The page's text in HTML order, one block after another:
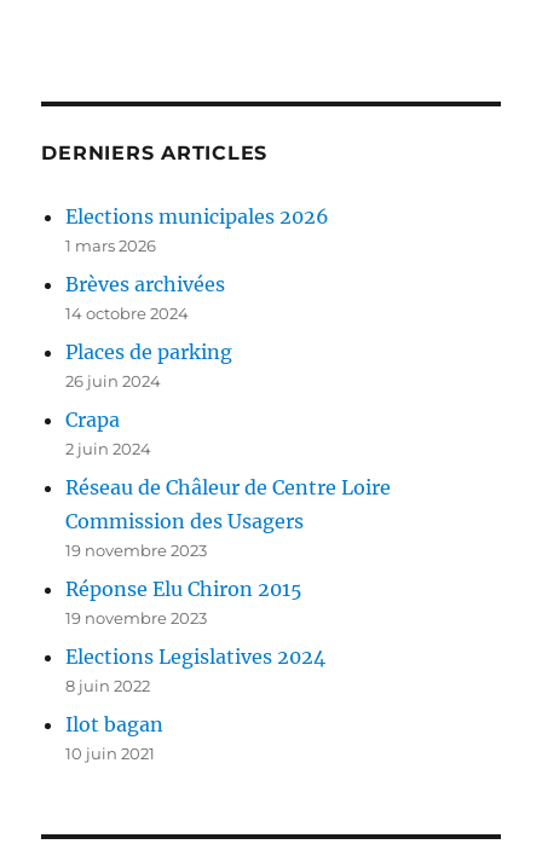
DERNIERS ARTICLES
Elections municipales 2026
1 mars 2026
Brèves archivées
14 octobre 2024
Places de parking
26 juin 2024
Crapa
2 juin 2024
Réseau de Châleur de Centre Loire
Commission des Usagers
19 novembre 2023
Réponse Elu Chiron 2015
19 novembre 2023
Elections Legislatives 2024
8 juin 2022
Ilot bagan
10 juin 2021